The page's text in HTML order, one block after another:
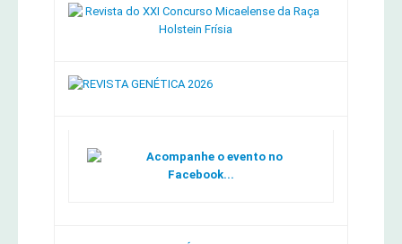
Acompanhe o evento no
Facebook...